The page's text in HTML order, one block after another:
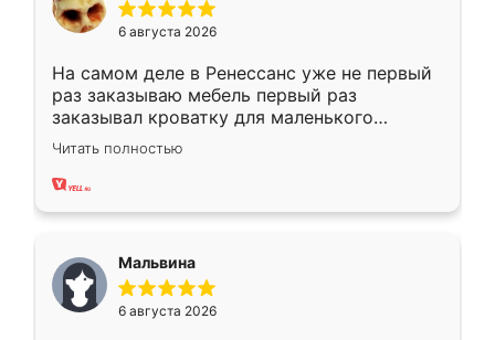
6 августа 2026
На самом деле в Ренессанс уже не первый
раз заказываю мебель первый раз
заказывал кроватку для маленького
ребёнка при его рождении ,во второй раз
заказал шкаф-купе. По качеству очень
хорошее сборка достаточно быстрая,
меньше, здесь же он более разнообразный.
Мне нравится ,если что-то потребуется из
мебели буду заказывать только здесь.
Читать полностью
Мальвина
6 августа 2026